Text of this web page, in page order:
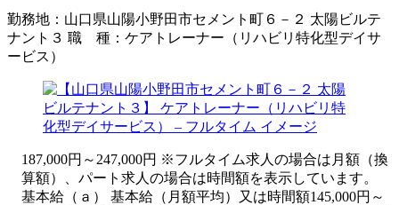
勤務地： 山口県山陽小野田市セメント町６－２ 太陽ビルテ
ナント３ 職 種： ケアトレーナー（リハビリ特化型デイサ
ービス）
187,000円～247,000円 ※フルタイム求人の場合は月額（換
算額）、パート求人の場合は時間額を表示しています。
基本給（ａ） 基本給（月額平均）又は時間額145,000円～